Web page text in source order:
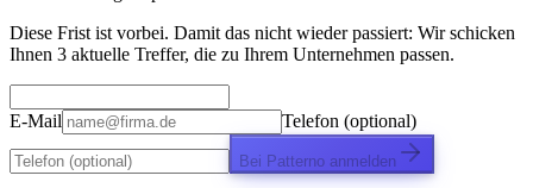
Diese Frist ist vorbei. Damit das nicht wieder passiert: Wir schicken
Ihnen 3 aktuelle Treffer, die zu Ihrem Unternehmen passen.
E-Mail Telefon (optional)
Bei Patterno anmelden